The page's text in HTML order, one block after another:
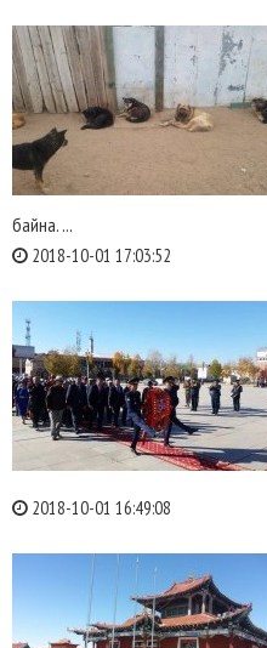
байна. ...
2018-10-01 17:03:52
2018-10-01 16:49:08